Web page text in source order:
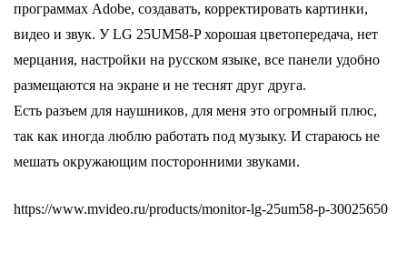
программах Adobe, создавать, корректировать картинки,
видео и звук. У LG 25UM58-P хорошая цветопередача, нет
мерцания, настройки на русском языке, все панели удобно
размещаются на экране и не теснят друг друга.
Есть разъем для наушников, для меня это огромный плюс,
так как иногда люблю работать под музыку. И стараюсь не
мешать окружающим посторонними звуками.
https://www.mvideo.ru/products/monitor-lg-25um58-p-30025650